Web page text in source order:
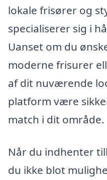
lokale frisører og
specialiserer sig i
Uanset om du
moderne frisurer
af dit nuværende
platform være
match i dit område.
Når du indhenter
du ikke blot